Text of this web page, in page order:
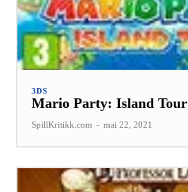
3DS
Mario Party: Island Tour
SpillKritikk.com - mai 22, 2021